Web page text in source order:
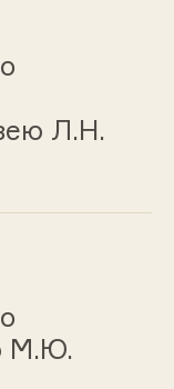
Л.Н.
М.Ю.